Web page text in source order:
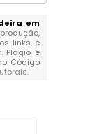
em
links, é
Plágio é
Código
.